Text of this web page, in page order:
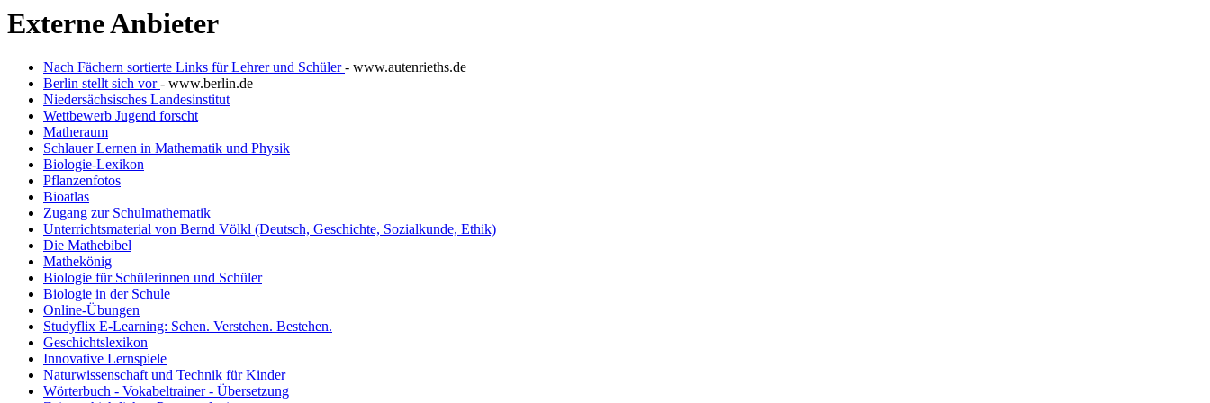
Externe Anbieter
Nach Fächern sortierte Links für Lehrer und Schüler- www.autenrieths.de
Berlin stellt sich vor- www.berlin.de
Niedersächsisches Landesinstitut
Wettbewerb Jugend forscht
Matheraum
Schlauer Lernen in Mathematik und Physik
Biologie-Lexikon
Pflanzenfotos
Bioatlas
Zugang zur Schulmathematik
Unterrichtsmaterial von Bernd Völkl (Deutsch, Geschichte, Sozialkunde, Ethik)
Die Mathebibel
Mathekönig
Biologie für Schülerinnen und Schüler
Biologie in der Schule
Online-Übungen
Studyflix E-Learning: Sehen. Verstehen. Bestehen.
Geschichtslexikon
Innovative Lernspiele
Naturwissenschaft und Technik für Kinder
Wörterbuch - Vokabeltrainer - Übersetzung